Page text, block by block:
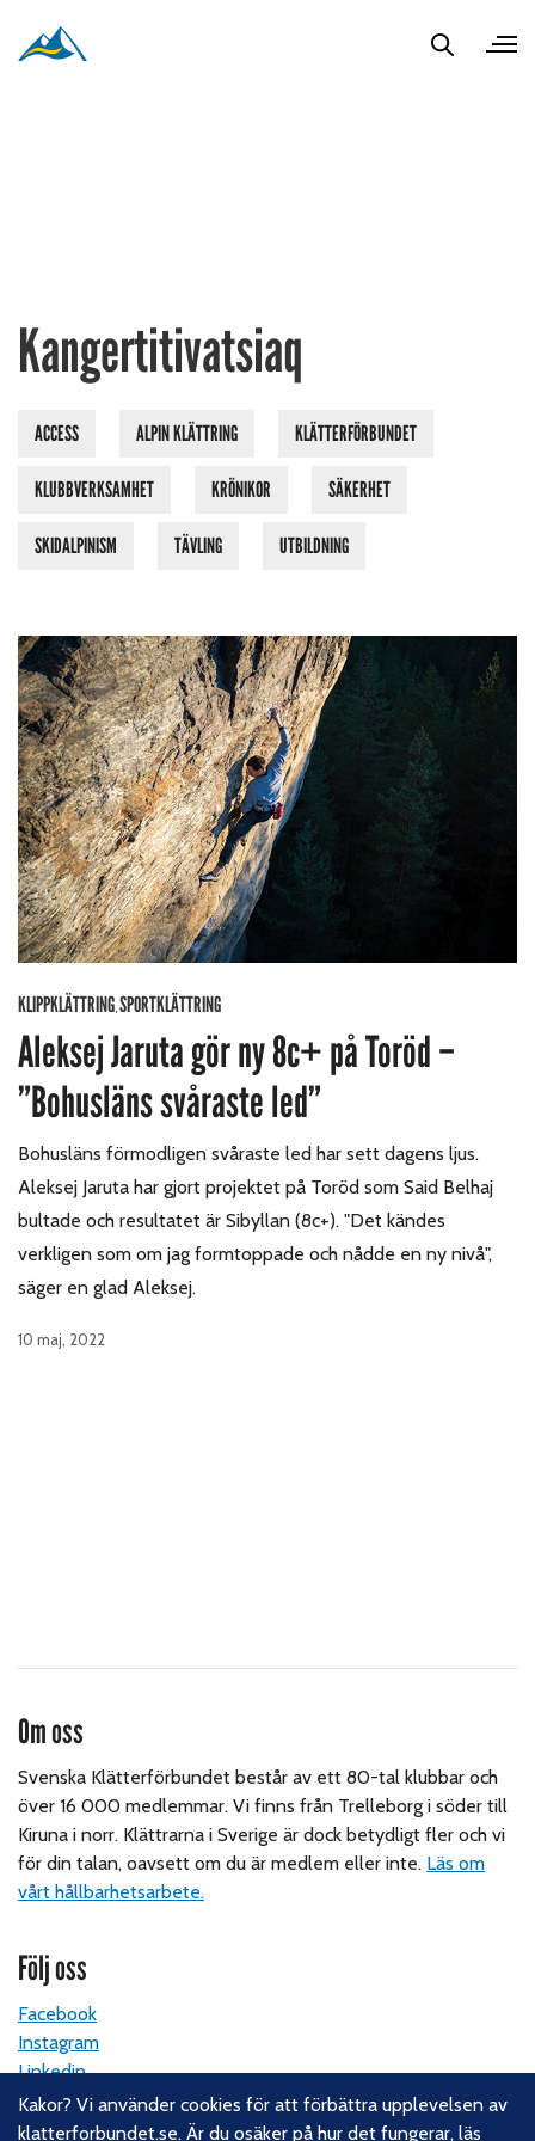
Kangertitivatsiaq
ACCESS ALPIN KLÄTTRING KLÄTTERFÖRBUNDET
KLUBBVERKSAMHET KRÖNIKOR SÄKERHET
SKIDALPINISM TÄVLING UTBILDNING
KLIPPKLÄTTRING,SPORTKLÄTTRING
Aleksej Jaruta gör ny 8c+ på Toröd –
”Bohusläns svåraste led”
Bohusläns förmodligen svåraste led har sett dagens ljus.
Aleksej Jaruta har gjort projektet på Toröd som Said Belhaj
bultade och resultatet är Sibyllan (8c+). "Det kändes
verkligen som om jag formtoppade och nådde en ny nivå",
säger en glad Aleksej.
10 maj, 2022
Om oss
Svenska Klätterförbundet består av ett 80-tal klubbar och
över 16 000 medlemmar. Vi finns från Trelleborg i söder till
Kiruna i norr. Klättrarna i Sverige är dock betydligt fler och vi
för din talan, oavsett om du är medlem eller inte. Läs om
vårt hållbarhetsarbete.
Följ oss
Facebook
Instagram
Linkedin
Nyhetsbrev
Kakor? Vi använder cookies för att förbättra upplevelsen av
klatterforbundet.se. Är du osäker på hur det fungerar,läs